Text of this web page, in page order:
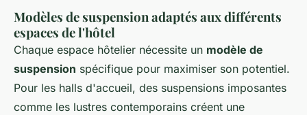
Modèles de suspension adaptés aux différents
espaces de l'hôtel
Chaque espace hôtelier nécessite un modèle de
suspension spécifique pour maximiser son potentiel.
Pour les halls d'accueil, des suspensions imposantes
comme les lustres contemporains créent une